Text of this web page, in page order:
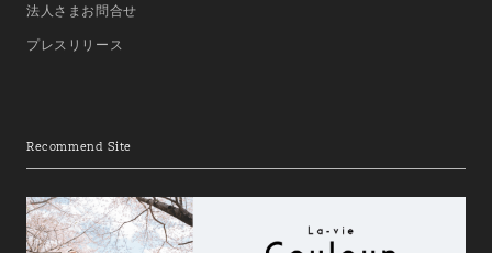
法人さまお問合せ
プレスリリース
Recommend Site